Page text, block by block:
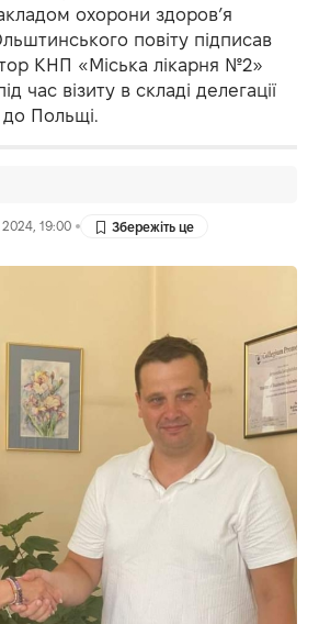
охорони здоров’я
повіту підписав
КНП «Міська лікарня №2»
час візиту в складі делегації
до Польщі.
19:00